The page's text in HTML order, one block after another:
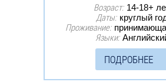
Возраст: 14-18+
Даты: круглый
Проживание:
Языки:
ПОДРОБНЕЕ